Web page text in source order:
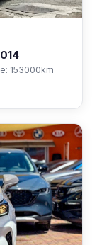
153000km